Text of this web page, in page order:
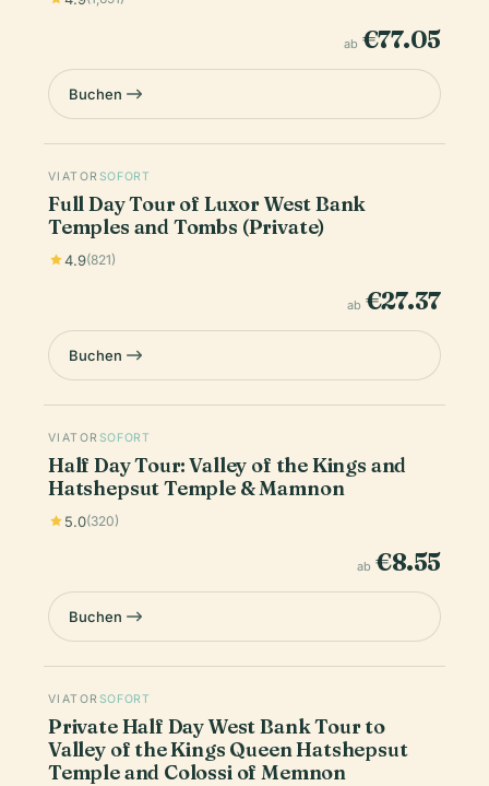
ab €77.05
Buchen
VIATOR SOFORT
Full Day Tour of Luxor West Bank
Temples and Tombs (Private)
4.9(821)
ab €27.37
Buchen
VIATOR SOFORT
Half Day Tour: Valley of the Kings and
Hatshepsut Temple & Mamnon
5.0(320)
ab €8.55
Buchen
VIATOR SOFORT
Private Half Day West Bank Tour to
Valley of the Kings Queen Hatshepsut
Temple and Colossi of Memnon